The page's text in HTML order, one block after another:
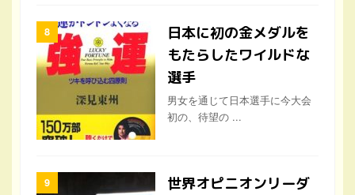
日本に初の金メダルを
もたらしたワイルドな
選手
男女を通じて日本選手に今大会
初の、待望の ...
世界オピニオンリーダ